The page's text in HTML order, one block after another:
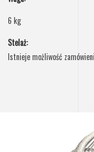
6 kg
Stelaż:
Istnieje możliwość